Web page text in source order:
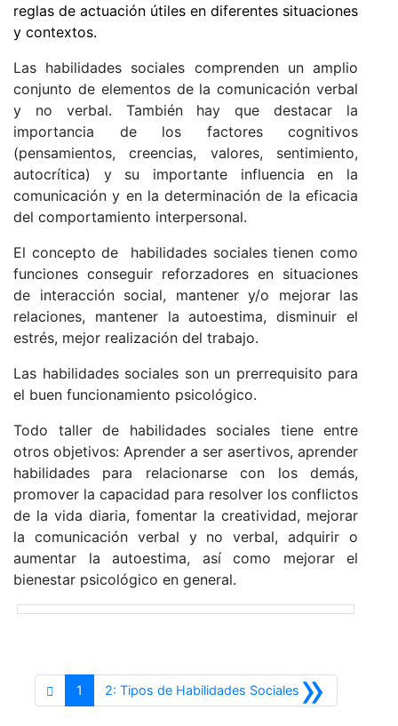
reglas de actuación útiles en diferentes situaciones
y contextos.
Las habilidades sociales comprenden un amplio
conjunto de elementos de la comunicación verbal
y no verbal. También hay que destacar la
importancia de los factores cognitivos
(pensamientos, creencias, valores, sentimiento,
autocrítica) y su importante influencia en la
comunicación y en la determinación de la eficacia
del comportamiento interpersonal.
El concepto de habilidades sociales tienen como
funciones conseguir reforzadores en situaciones
de interacción social, mantener y/o mejorar las
relaciones, mantener la autoestima, disminuir el
estrés, mejor realización del trabajo.
Las habilidades sociales son un prerrequisito para
el buen funcionamiento psicológico.
Todo taller de habilidades sociales tiene entre
otros objetivos: Aprender a ser asertivos, aprender
habilidades para relacionarse con los demás,
promover la capacidad para resolver los conflictos
de la vida diaria, fomentar la creatividad, mejorar
la comunicación verbal y no verbal, adquirir o
aumentar la autoestima, así como mejorar el
bienestar psicológico en general.
1 »
2: Tipos de Habilidades SocialesSiguiente